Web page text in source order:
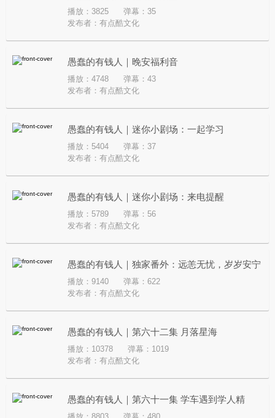
播放：3825
弹幕：35
发布者： 有点酷文化
愚蠢的有钱人｜晚安福利音
播放：4748
弹幕：43
发布者： 有点酷文化
愚蠢的有钱人｜迷你小剧场：一起学习
播放：5404
弹幕：37
发布者： 有点酷文化
愚蠢的有钱人｜迷你小剧场：来电提醒
播放：5789
弹幕：56
发布者： 有点酷文化
愚蠢的有钱人｜独家番外：远恙无忧，岁岁安宁
播放：9140
弹幕：622
发布者： 有点酷文化
愚蠢的有钱人｜第六十二集 月落星海
播放：10378
弹幕：1019
发布者： 有点酷文化
愚蠢的有钱人｜第六十一集 学车遇到学人精